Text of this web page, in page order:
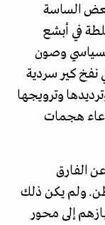
الساسة
في أبشع
وصون
نفخ كير سردية
وترويجها
هجمات
الفارق
ولم يكن ذلك
إلى محور